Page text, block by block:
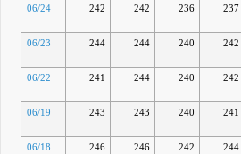
06/24 242 242 236 237
06/23 244 244 240 242
06/22 241 244 240 242
06/19 243 243 240 241
06/18 246 246 242 244